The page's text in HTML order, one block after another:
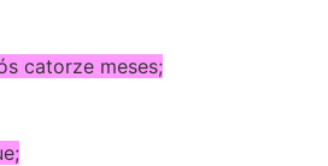
catorze meses;